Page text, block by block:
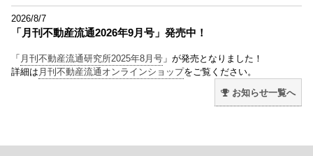
2026/8/7
「月刊不動産流通2026年9月号」発売中！
「 月刊不動産流通研究所2025年8月号 」が発売となりました！
詳細は 月刊不動産流通オンラインショップをご覧ください。
お知らせ一覧へ